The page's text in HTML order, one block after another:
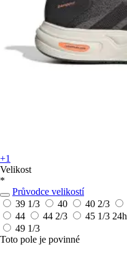
+1
Velikost
*
Průvodce velikostí
39 1/3
40 40 2/3
44
44 2/3 45 1/3 24h
49 1/3
Toto pole je povinné